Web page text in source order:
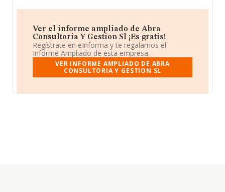
Ver el informe ampliado de Abra
Consultoria Y Gestion Sl ¡Es gratis!
Regístrate en eInforma y te regalamos el
Informe Ampliado de esta empresa.
VER INFORME AMPLIADO DE ABRA
CONSULTORIA Y GESTION SL